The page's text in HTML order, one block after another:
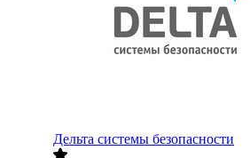
Дельта системы безопасности